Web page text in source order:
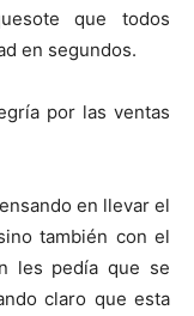
que todos
en segundos.
por las ventas
en llevar el
también con el
les pedía que se
claro que esta